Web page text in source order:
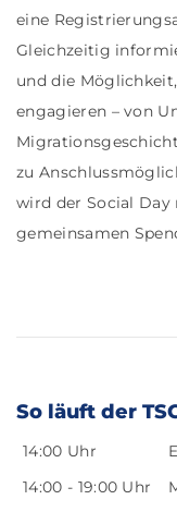
eine
Gleichzeitig
und die
engagieren – von
zu
wird der Social
gemeinsamen
So läuft der
14:00 Uhr
14:00 - 19:00 Uhr